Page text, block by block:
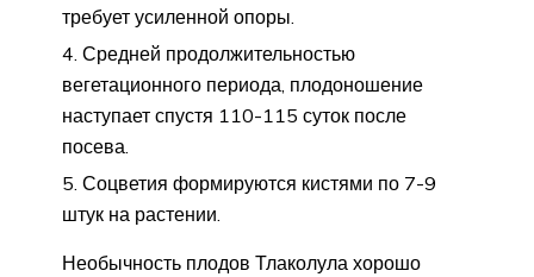
требует усиленной опоры.
Средней продолжительностью
вегетационного периода, плодоношение
наступает спустя 110-115 суток после
посева.
Соцветия формируются кистями по 7-9
штук на растении.
Необычность плодов Тлаколула хорошо